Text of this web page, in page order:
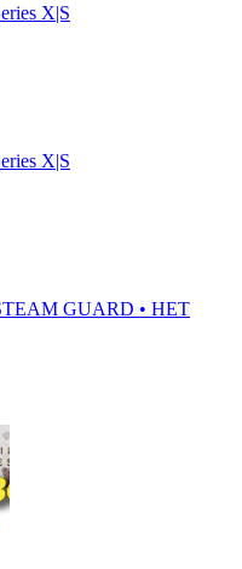
X|S
X|S
GUARD • НЕТ